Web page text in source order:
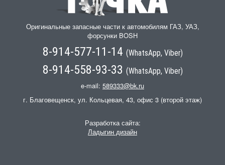
Оригинальные запасные части к автомобилям ГАЗ, УАЗ,
форсунки BOSH
8-914-577-11-14 (WhatsApp, Viber)
8-914-558-93-33 (WhatsApp, Viber)
e-mail: 589333@bk.ru
г. Благовещенск, ул. Кольцевая, 43, офис 3 (второй этаж)
Разработка сайта:
Ладыгин дизайн